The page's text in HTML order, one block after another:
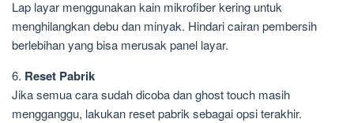
Lap layar menggunakan kain mikrofiber kering untuk
menghilangkan debu dan minyak. Hindari cairan pembersih
berlebihan yang bisa merusak panel layar.
6. Reset Pabrik
Jika semua cara sudah dicoba dan ghost touch masih
mengganggu, lakukan reset pabrik sebagai opsi terakhir.